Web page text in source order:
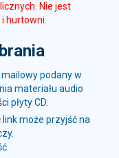
hurtowni.
podany w
materiału audio
płyty CD.
może przyjść na